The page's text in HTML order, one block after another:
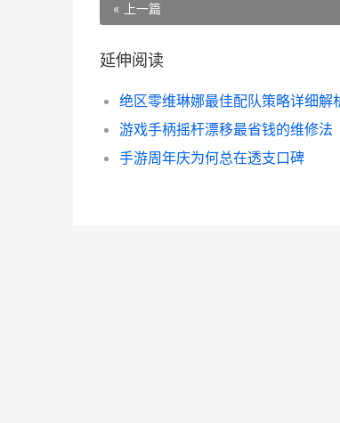
« 上一篇
延伸阅读
绝区零维琳娜最佳配队策略详细解
游戏手柄摇杆漂移最省钱的维修法
手游周年庆为何总在透支口碑